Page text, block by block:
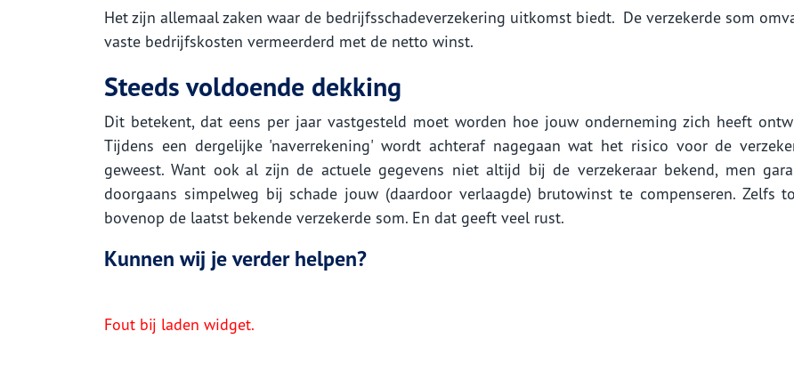
Het zijn allemaal zaken waar de bedrijfsschadeverzekering uitkomst biedt. De verzekerde som
vaste bedrijfskosten vermeerderd met de netto winst.
Steeds voldoende dekking
Dit betekent, dat eens per jaar vastgesteld moet worden hoe jouw onderneming zich heeft
Tijdens een dergelijke 'naverrekening' wordt achteraf nagegaan wat het risico voor de
geweest. Want ook al zijn de actuele gegevens niet altijd bij de verzekeraar bekend, men
doorgaans simpelweg bij schade jouw (daardoor verlaagde) brutowinst te compenseren. Zelfs
bovenop de laatst bekende verzekerde som. En dat geeft veel rust.
Kunnen wij je verder helpen?
Fout bij laden widget.